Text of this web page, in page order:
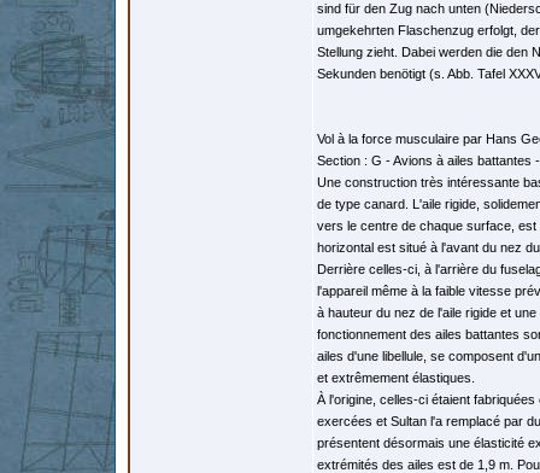
sind für den Zug nach unten
umgekehrten Flaschenzug erfolgt,
Stellung zieht. Dabei werden die den
Sekunden benötigt (s. Abb. Tafel
Vol à la force musculaire par Hans
Section : G - Avions à ailes battantes
Une construction très intéressante
de type canard. L'aile rigide,
vers le centre de chaque surface,
horizontal est situé à l'avant du nez
Derrière celles-ci, à l'arrière du
l'appareil même à la faible vitesse
à hauteur du nez de l'aile rigide et
fonctionnement des ailes battantes
ailes d'une libellule, se composent
et extrêmement élastiques.
À l'origine, celles-ci étaient
exercées et Sultan l'a remplacé par
présentent désormais une élasticité
extrémités des ailes est de 1,9 m.